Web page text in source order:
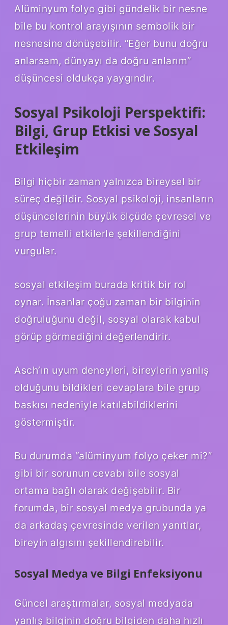
Alüminyum folyo gibi gündelik bir nesne
bile bu kontrol arayışının sembolik bir
nesnesine dönüşebilir. “Eğer bunu doğru
anlarsam, dünyayı da doğru anlarım”
düşüncesi oldukça yaygındır.
Sosyal Psikoloji Perspektifi:
Bilgi, Grup Etkisi ve Sosyal
Etkileşim
Bilgi hiçbir zaman yalnızca bireysel bir
süreç değildir. Sosyal psikoloji, insanların
düşüncelerinin büyük ölçüde çevresel ve
grup temelli etkilerle şekillendiğini
vurgular.
sosyal etkileşim burada kritik bir rol
oynar. İnsanlar çoğu zaman bir bilginin
doğruluğunu değil, sosyal olarak kabul
görüp görmediğini değerlendirir.
Asch’ın uyum deneyleri, bireylerin yanlış
olduğunu bildikleri cevaplara bile grup
baskısı nedeniyle katılabildiklerini
göstermiştir.
Bu durumda “alüminyum folyo çeker mi?”
gibi bir sorunun cevabı bile sosyal
ortama bağlı olarak değişebilir. Bir
forumda, bir sosyal medya grubunda ya
da arkadaş çevresinde verilen yanıtlar,
bireyin algısını şekillendirebilir.
Sosyal Medya ve Bilgi Enfeksiyonu
Güncel araştırmalar, sosyal medyada
yanlış bilginin doğru bilgiden daha hızlı